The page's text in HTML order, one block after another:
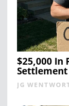
$25,000 In
JG